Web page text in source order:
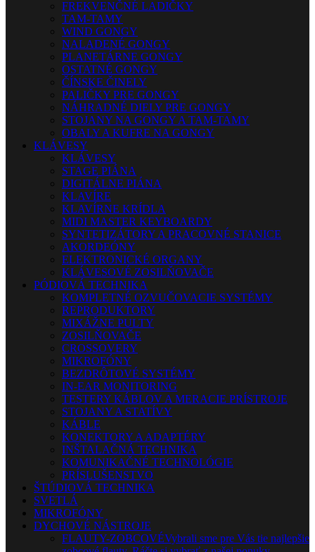
FREKVENČNÉ LADIČKY
TAM-TAMY
WIND GONGY
NALADENÉ GONGY
PLANETÁRNE GONGY
OSTATNÉ GONGY
ČÍNSKE ČINELY
PALIČKY PRE GONGY
NÁHRADNÉ DIELY PRE GONGY
STOJANY NA GONGY A TAM-TAMY
OBALY A KUFRE NA GONGY
KLÁVESY
KLÁVESY
STAGE PIÁNA
DIGITÁLNE PIÁNA
KLAVÍRE
KLAVÍRNE KRÍDLA
MIDI MASTER KEYBOARDY
SYNTETIZÁTORY A PRACOVNÉ STANICE
AKORDEÓNY
ELEKTRONICKÉ ORGANY
KLÁVESOVÉ ZOSILŇOVAČE
PÓDIOVÁ TECHNIKA
KOMPLETNÉ OZVUČOVACIE SYSTÉMY
REPRODUKTORY
MIXÁŽNE PULTY
ZOSILŇOVAČE
CROSSOVERY
MIKROFÓNY
BEZDRÔTOVÉ SYSTÉMY
IN-EAR MONITORING
TESTERY KÁBLOV A MERACIE PRÍSTROJE
STOJANY A STATÍVY
KÁBLE
KONEKTORY A ADAPTÉRY
INŠTALAČNÁ TECHNIKA
KOMUNIKAČNÉ TECHNOLÓGIE
PRÍSLUŠENSTVO
ŠTÚDIOVÁ TECHNIKA
SVETLÁ
MIKROFÓNY
DYCHOVÉ NÁSTROJE
FLAUTY-ZOBCOVÉVybrali sme pre Vás tie najlepšie